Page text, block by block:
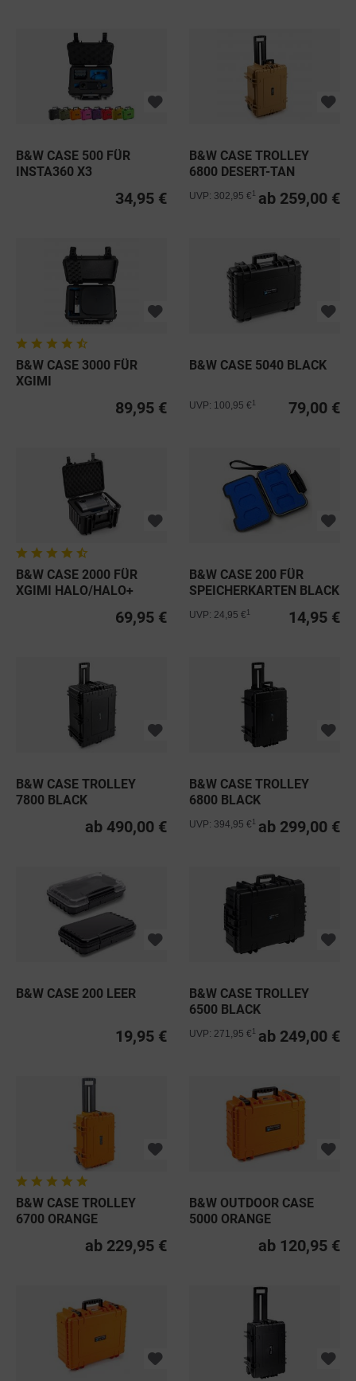
B&W CASE 500 FÜR
INSTA360 X3
34,95 €
B&W CASE TROLLEY
6800 DESERT-TAN
ab 259,00 €
UVP: 302,95 €
B&W CASE 3000 FÜR
XGIMI
89,95 €
B&W CASE 5040 BLACK
79,00 €
UVP: 100,95 €
B&W CASE 2000 FÜR
XGIMI HALO/HALO+
69,95 €
B&W CASE 200 FÜR
SPEICHERKARTEN BLACK
14,95 €
UVP: 24,95 €
B&W CASE TROLLEY
7800 BLACK
ab 490,00 €
B&W CASE TROLLEY
6800 BLACK
ab 299,00 €
UVP: 394,95 €
B&W CASE 200 LEER
19,95 €
B&W CASE TROLLEY
6500 BLACK
ab 249,00 €
UVP: 271,95 €
B&W CASE TROLLEY
6700 ORANGE
ab 229,95 €
B&W OUTDOOR CASE
5000 ORANGE
ab 120,95 €